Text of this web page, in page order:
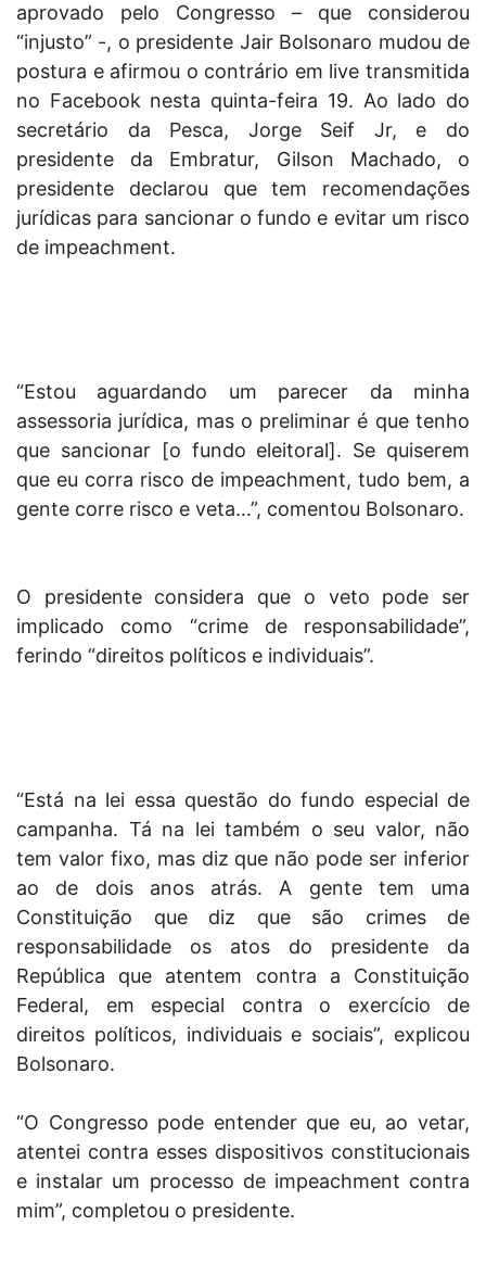
aprovado pelo Congresso – que considerou
“injusto” -, o presidente Jair Bolsonaro mudou de
postura e afirmou o contrário em live transmitida
no Facebook nesta quinta-feira 19. Ao lado do
secretário da Pesca, Jorge Seif Jr, e do
presidente da Embratur, Gilson Machado, o
presidente declarou que tem recomendações
jurídicas para sancionar o fundo e evitar um risco
de impeachment.
“Estou aguardando um parecer da minha
assessoria jurídica, mas o preliminar é que tenho
que sancionar [o fundo eleitoral]. Se quiserem
que eu corra risco de impeachment, tudo bem, a
gente corre risco e veta…”, comentou Bolsonaro.
O presidente considera que o veto pode ser
implicado como “crime de responsabilidade”,
ferindo “direitos políticos e individuais”.
“Está na lei essa questão do fundo especial de
campanha. Tá na lei também o seu valor, não
tem valor fixo, mas diz que não pode ser inferior
ao de dois anos atrás. A gente tem uma
Constituição que diz que são crimes de
responsabilidade os atos do presidente da
República que atentem contra a Constituição
Federal, em especial contra o exercício de
direitos políticos, individuais e sociais”, explicou
Bolsonaro.
“O Congresso pode entender que eu, ao vetar,
atentei contra esses dispositivos constitucionais
e instalar um processo de impeachment contra
mim”, completou o presidente.